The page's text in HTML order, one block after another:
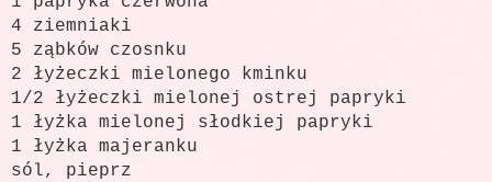
4 ziemniaki
5 ząbków czosnku
2 łyżeczki mielonego kminku
1/2 łyżeczki mielonej ostrej papryki
1 łyżka mielonej słodkiej papryki
1 łyżka majeranku
sól, pieprz